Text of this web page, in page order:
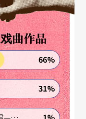
原则。
二轮一百场的巡
价开票引起议
病的就是票价居
常是以一百八十
座位数不过两三
曲作品
66%
31%